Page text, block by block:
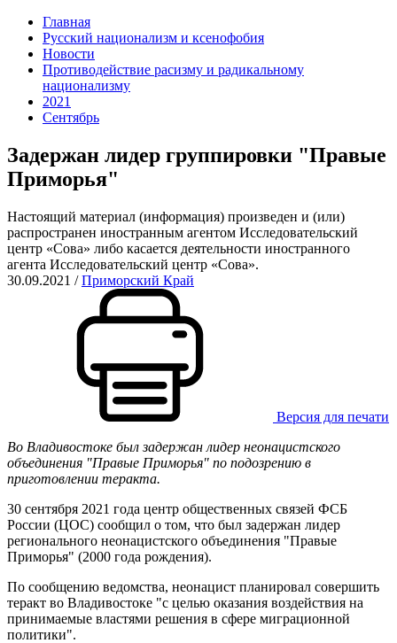
Главная
Русский национализм и ксенофобия
Новости
Противодействие расизму и радикальному
национализму
2021
Сентябрь
Задержан лидер группировки "Правые
Приморья"
Настоящий материал (информация) произведен и (или)
распространен иностранным агентом Исследовательский
центр «Сова» либо касается деятельности иностранного
агента Исследовательский центр «Сова».
30.09.2021 /Приморский Край
Версия для печати
Во Владивостоке был задержан лидер неонацистского
объединения "Правые Приморья" по подозрению в
приготовлении теракта.
30 сентября 2021 года центр общественных связей ФСБ
России (ЦОС) сообщил о том, что был задержан лидер
регионального неонацистского объединения "Правые
Приморья" (2000 года рождения).
По сообщению ведомства, неонацист планировал совершить
теракт во Владивостоке "с целью оказания воздействия на
принимаемые властями решения в сфере миграционной
политики".